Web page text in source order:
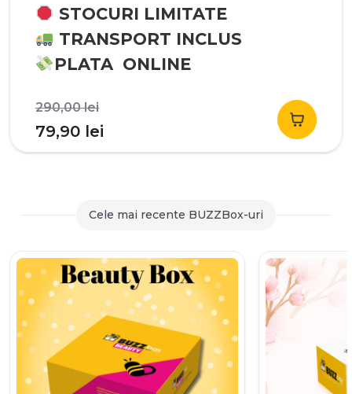
STOCURI LIMITATE
TRANSPORT INCLUS
PLATA ONLINE
290,00leiPrețul
inițial
a
290,00 lei.
79,90 lei
curent
79,90 lei.
Cele mai recente BUZZBox-uri